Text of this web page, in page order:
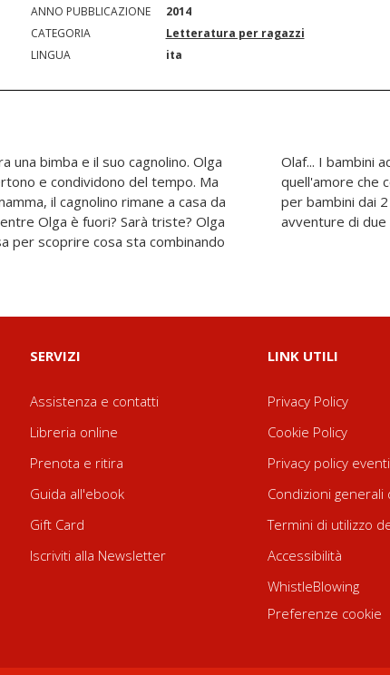
ANNO PUBBLICAZIONE
2014
CATEGORIA
Letteratura per ragazzi
LINGUA
ita
una bimba e il suo cagnolino. Olga
e condividono del tempo. Ma
il cagnolino rimane a casa da
Olga è fuori? Sarà triste? Olga
per scoprire cosa sta combinando
li vivono con quella passione e
la vera amicizia. Un piccolo libro
scoprire gioiosamente insieme le
avventure di due
SERVIZI
Assistenza e contatti
Libreria online
Prenota e ritira
Guida all'ebook
Gift Card
Iscriviti alla Newsletter
LINK UTILI
Privacy Policy
Cookie Policy
Privacy policy
Condizioni generali
Termini di utilizzo
Accessibilità
WhistleBlowing
Preferenze cookie